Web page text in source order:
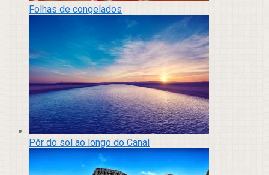
Folhas de congelados
Pôr do sol ao longo do Canal